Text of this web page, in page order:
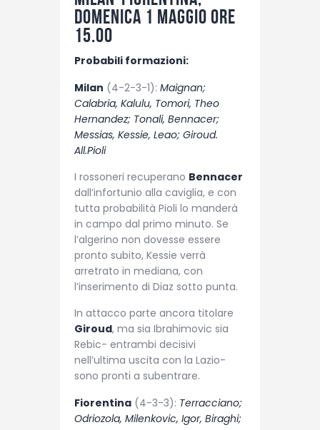
domenica 1 maggio ore
15.00
Probabili formazioni:
Milan (4-2-3-1): Maignan;
Calabria, Kalulu, Tomori, Theo
Hernandez; Tonali, Bennacer;
Messias, Kessie, Leao; Giroud.
All.Pioli
I rossoneri recuperano Bennacer
dall’infortunio alla caviglia, e con
tutta probabilità Pioli lo manderà
in campo dal primo minuto. Se
l’algerino non dovesse essere
pronto subito, Kessie verrà
arretrato in mediana, con
l’inserimento di Diaz sotto punta.
In attacco parte ancora titolare
Giroud, ma sia Ibrahimovic sia
Rebic- entrambi decisivi
nell’ultima uscita con la Lazio-
sono pronti a subentrare.
Fiorentina (4-3-3): Terracciano;
Odriozola, Milenkovic, Igor, Biraghi;